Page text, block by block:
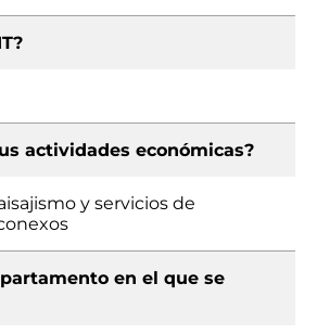
actividades económicas?
y servicios de
en el que se